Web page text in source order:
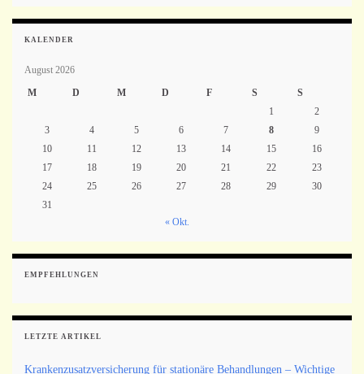
KALENDER
August 2026
M
D M D F S
S
1
2
3
4 5 6 7 8
9
10
11 12 13 14 15
16
17
18 19 20 21 22
23
24
25 26 27 28 29
30
31
« Okt.
EMPFEHLUNGEN
LETZTE ARTIKEL
Krankenzusatzversicherung für stationäre Behandlungen – Wichtige